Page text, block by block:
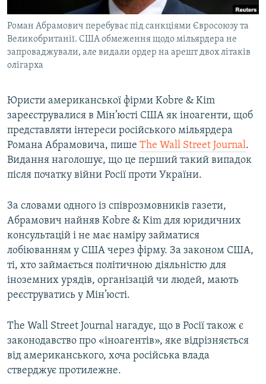
КРИМ РЕАЛІЇ
РУС
УКР
ДОЛУЧАЙСЯ!
Роман Абрамович перебуває під санкціями Євросоюзу та
Великобританії. США обмеження щодо мільярдера не
запроваджували, але видали ордер на арешт двох літаків
олігарха
Юристи американської фірми Kobre & Kim
зареєструвалися в Мін’юсті США як іноагенти, щоб
представляти інтереси російського мільярдера
Романа Абрамовича, пише The Wall Street Journal.
Видання наголошує, що це перший такий випадок
після початку війни Росії проти України.
За словами одного із співрозмовників газети,
Абрамович найняв Kobre & Kim для юридичних
консультацій і не має наміру займатися
лобіюванням у США через фірму. За законом США,
ті, хто займається політичною діяльністю для
іноземних урядів, організацій чи людей, мають
реєструватись у Мін’юсті.
The Wall Street Journal нагадує, що в Росії також є
законодавство про «іноагентів», яке відрізняється
від американського, хоча російська влада
стверджує протилежне.